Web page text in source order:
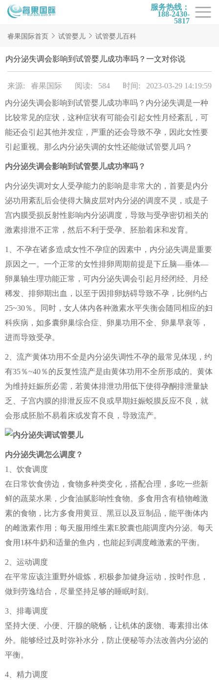
服务热线：
188-2430-
5817
首页
试管项目
试管百科
试管医院
睿果国际
睿果国际首页 试管婴儿 试管婴儿百科
内分泌失调会影响到试管婴儿成功率吗？一文对你说
来源: 睿果国际 阅读: 584 时间: 2023-03-29 14:19:59
内分泌失调会影响到试管婴儿成功率吗？内分泌失调是一种
比较常见的症状，这种症状有可能会引起女性月经紊乱，可
能还会引起其他并发症，严重的还会导致不孕，因此女性要
引起重视。那么内分泌失调的女性还能做试管婴儿吗？
内分泌失调会影响到试管婴儿成功率吗？
内分泌失调对女人受孕能力的影响是非常大的，首要是内分
泌功用紊乱后会使得大脑皮层对内分泌的调度不灵，或是子
宫内膜受损反射性影响内分泌调度，导致与受孕密切相关的
激素排泄不正常，然后不利于受孕、胚胎着床和发育。
1、不孕在诸多造成女性不孕症的因素中，内分泌失调是重要
原因之一。一个正常的女性排卵周期前提是下丘脑—垂体—
卵巢轴生理功能正常，可内分泌失调会引起月经闭经、月经
稀发、排卵期出血，以至于因排卵妨碍导致不孕，比例约占
25~30％。同时，女人体内各种激素水平失衡会随同相应的妇
科疾病，如多囊卵巢综合症、卵巢功用不全、卵巢早衰等，
进而导致受孕。
2、流产黄体功用不全是内分泌失调性不孕的最常见体现，约
有35％~40％的反复性流产是由黄体功用不全所形成的。黄体
为维持妊娠所必需，若黄体排泄功用低下使得孕酮排泄量缺
乏、子宫内膜的排泄反应不良或早期妊娠蜕膜反应不良，就
会形成胚胎不易着床或发育不良，导致流产。
内分泌失调怎么调度？
1、饮食调度
在日常饮食傍边，食物多种类变化，搭配合理，多吃一些新
鲜的蔬菜水果，少食油腻影响性食物。多食用含有植物雌激
素的食物，比方多食用黄豆、黑豆以及豆制品，能平衡体内
的雌激素作用；每天服用维生素E胶囊也能调度内分泌。每天
食用1杯牛奶和适量的鱼内，也能起到调度雌激素的平衡。
2、运动调度
在平常应该注重野外锻炼，积极参加健身运动，按时作息，
做到劳逸结合，尽量坚持足够的睡眠时刻。
3、排毒调度
坚持大便、小便、汗腺的晓畅，让机体的废物、毒素排出体
外。能够经过及时弥补水分，防止便秘等办法改善内分泌的
平衡。
4、精力调度